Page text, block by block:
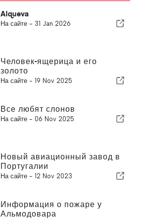
Alqueva
На сайте - 31 Jan 2026
Человек-ящерица и его
золото
На сайте - 19 Nov 2025
Все любят слонов
На сайте - 06 Nov 2025
Новый авиационный завод в
Португалии
На сайте - 12 Nov 2023
Информация о пожаре у
Альмодовара